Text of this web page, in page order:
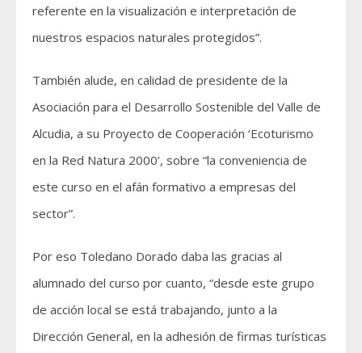
referente en la visualización e interpretación de
nuestros espacios naturales protegidos”.
También alude, en calidad de presidente de la
Asociación para el Desarrollo Sostenible del Valle de
Alcudia, a su Proyecto de Cooperación ‘Ecoturismo
en la Red Natura 2000’, sobre “la conveniencia de
este curso en el afán formativo a empresas del
sector”.
Por eso Toledano Dorado daba las gracias al
alumnado del curso por cuanto, “desde este grupo
de acción local se está trabajando, junto a la
Dirección General, en la adhesión de firmas turísticas